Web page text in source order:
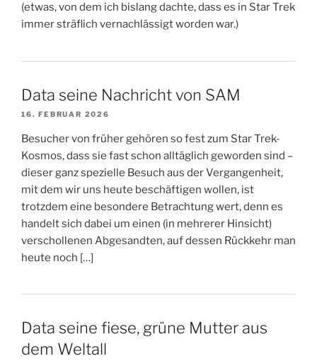
(etwas, von dem ich bislang dachte, dass es in Star Trek
immer sträflich vernachlässigt worden war.)
Data seine Nachricht von SAM
16. FEBRUAR 2026
Besucher von früher gehören so fest zum Star Trek-
Kosmos, dass sie fast schon alltäglich geworden sind –
dieser ganz spezielle Besuch aus der Vergangenheit,
mit dem wir uns heute beschäftigen wollen, ist
trotzdem eine besondere Betrachtung wert, denn es
handelt sich dabei um einen (in mehrerer Hinsicht)
verschollenen Abgesandten, auf dessen Rückkehr man
heute noch […]
Data seine fiese, grüne Mutter aus
dem Weltall